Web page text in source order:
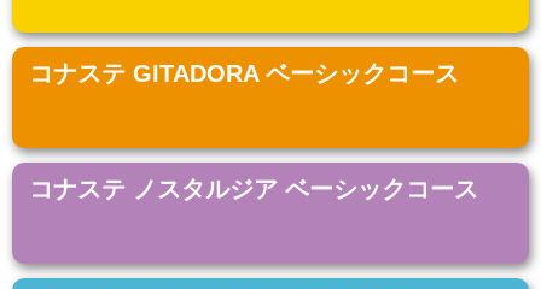
コナステ GITADORA ベーシックコース
コナステ ノスタルジア ベーシックコース